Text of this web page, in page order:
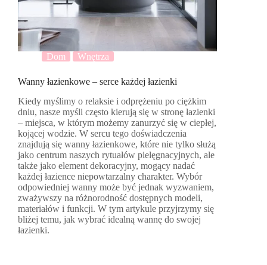
Dom Wnętrza
Wanny łazienkowe – serce każdej łazienki
Kiedy myślimy o relaksie i odprężeniu po ciężkim
dniu, nasze myśli często kierują się w stronę łazienki
– miejsca, w którym możemy zanurzyć się w ciepłej,
kojącej wodzie. W sercu tego doświadczenia
znajdują się wanny łazienkowe, które nie tylko służą
jako centrum naszych rytuałów pielęgnacyjnych, ale
także jako element dekoracyjny, mogący nadać
każdej łazience niepowtarzalny charakter. Wybór
odpowiedniej wanny może być jednak wyzwaniem,
zważywszy na różnorodność dostępnych modeli,
materiałów i funkcji. W tym artykule przyjrzymy się
bliżej temu, jak wybrać idealną wannę do swojej
łazienki.